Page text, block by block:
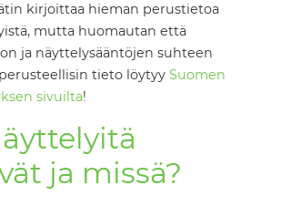
kirjoittaa hieman perustietoa
mutta huomautan että
ja näyttelysääntöjen suhteen
tieto löytyy Suomen
sivuilta!
ja missä?